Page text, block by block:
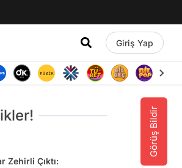
Giriş Yap
Görüş Bildir
Zehirli Çıktı: